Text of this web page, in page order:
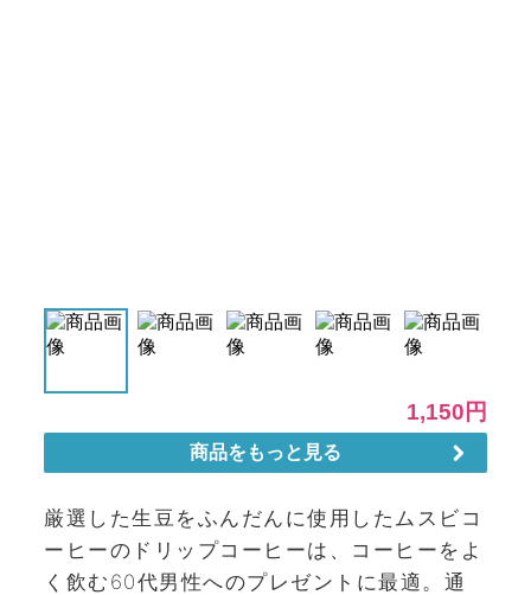
厳選した生豆をふんだんに使用したムスビコ
ーヒーのドリップコーヒーは、コーヒーをよ
く飲む60代男性へのプレゼントに最適。通